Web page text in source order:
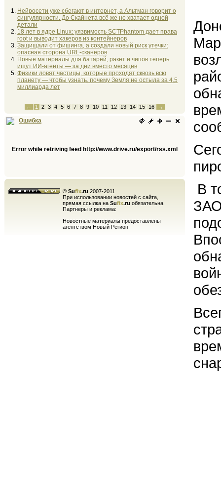
Нейросети уже сбегают в интернет, а Альтман говорит о
сингулярности. До Скайнета всё же не хватает одной
детали
18 лет в ядре Linux: уязвимость SCTPhantom дает права
root и выводит хакеров из контейнеров
Защищали от фишинга, а создали новый риск утечки:
опасная сторона URL-сканеров
Новые материалы для батарей, ракет и чипов теперь
ищут ИИ-агенты — за дни вместо месяцев
Физики ловят частицы, которые проходят сквозь всю
планету — чтобы узнать, почему Земля не остыла за 4,5
миллиарда лет
← 1 2 3 4 5 6 7 8 9 10 11 12 13 14 15 16 →
Ошибка
Error while retriving feed http://www.drive.ru/export/rss.xml
© Sufix.ru 2007-2011
При использовании новостей с сайта,
прямая ссылка на Sufix.ru обязательна
Партнеры и реклама:
Новостные материалы предоставлены
агентством Новый Регион
В